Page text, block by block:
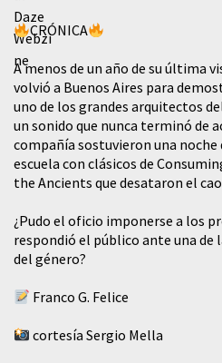
CRÓNICA
A menos de un año de su última
volvió a Buenos Aires para
uno de los grandes arquitectos
un sonido que nunca terminó de
compañía sostuvieron una
escuela con clásicos de
the Ancients que desataron el
¿Pudo el oficio imponerse a los
respondió el público ante una de
del género?
Franco G. Felice
cortesía Sergio Mella